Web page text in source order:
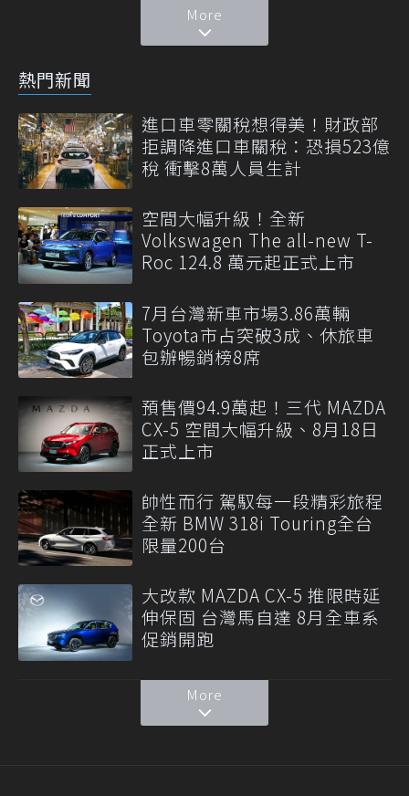
More
熱門新聞
進口車零關稅想得美！財政部
拒調降進口車關稅：恐損523億
稅 衝擊8萬人員生計
空間大幅升級！全新
Volkswagen The all-new T-
Roc 124.8 萬元起正式上市
7月台灣新車市場3.86萬輛
Toyota市占突破3成、休旅車
包辦暢銷榜8席
預售價94.9萬起！三代 MAZDA
CX-5 空間大幅升級、8月18日
正式上市
帥性而行 駕馭每一段精彩旅程
全新 BMW 318i Touring全台
限量200台
大改款 MAZDA CX-5 推限時延
伸保固 台灣馬自達 8月全車系
促銷開跑
More